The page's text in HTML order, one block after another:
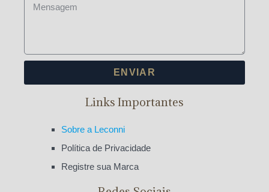
ENVIAR
Links Importantes
Sobre a Leconni
Política de Privacidade
Registre sua Marca